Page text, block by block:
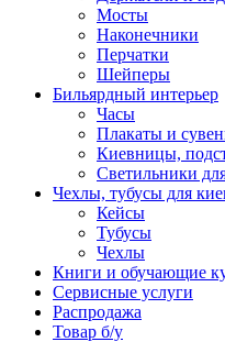
Мосты
Наконечники
Перчатки
Шейперы
Бильярдный интерьер
Часы
Плакаты и
Киевницы,
Светильники
Чехлы, тубусы для
Кейсы
Тубусы
Чехлы
Книги и обучающие
Сервисные услуги
Распродажа
Товар б/у